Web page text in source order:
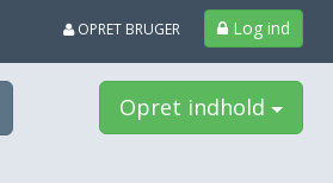
Log ind
OPRET BRUGER
Opret indhold